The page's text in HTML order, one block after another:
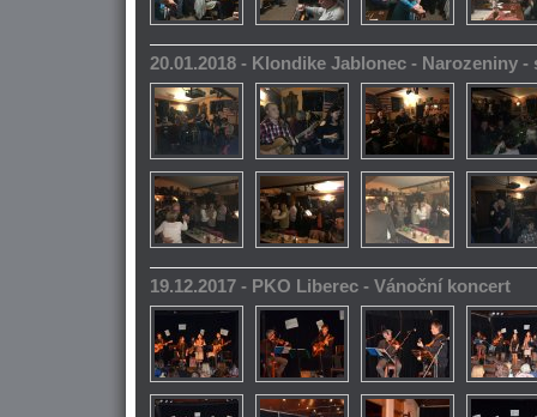
20.01.2018 - Klondike Jablonec - Narozeniny -
19.12.2017 - PKO Liberec - Vánoční koncert